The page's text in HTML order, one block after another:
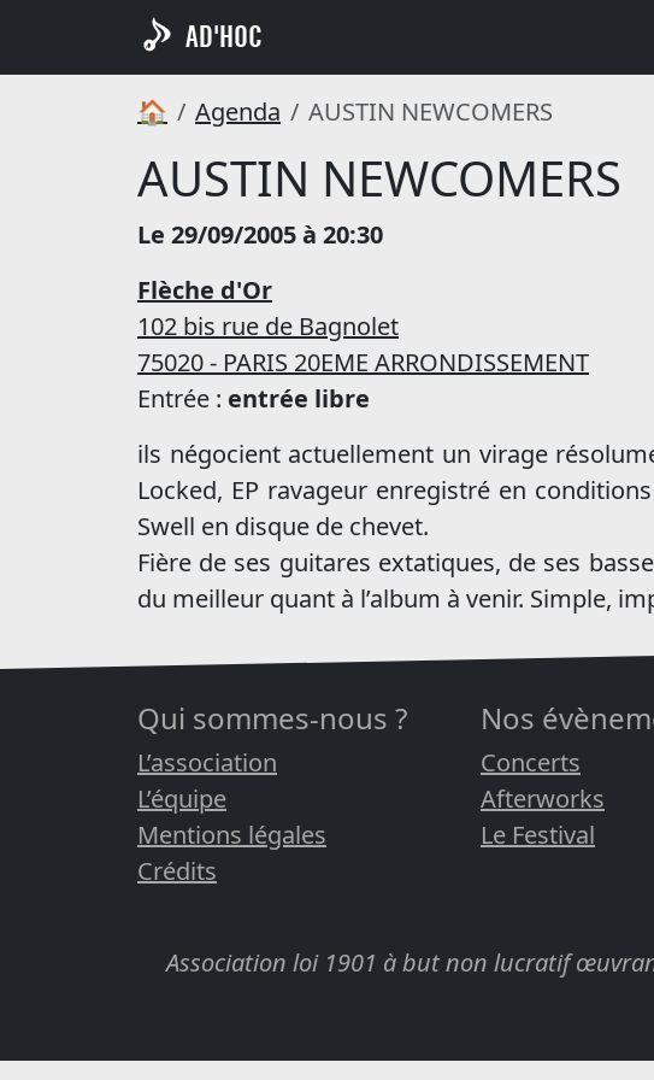
AD'HOC
🏠 Agenda AUSTIN NEWCOMERS
AUSTIN NEWCOMERS
Le 29/09/2005 à 20:30
Flèche d'Or
102 bis rue de Bagnolet
75020 - PARIS 20EME ARRONDISSEMENT
Entrée : entrée libre
ils négocient actuellement un virage
Locked, EP ravageur enregistré en
Swell en disque de chevet.
Fière de ses guitares extatiques, de ses
du meilleur quant à l’album à venir. Simple,
Qui sommes-nous ?
L’association
L’équipe
Mentions légales
Crédits
Nos
Concerts
Afterworks
Le Festival
Association loi 1901 à but non lucratif